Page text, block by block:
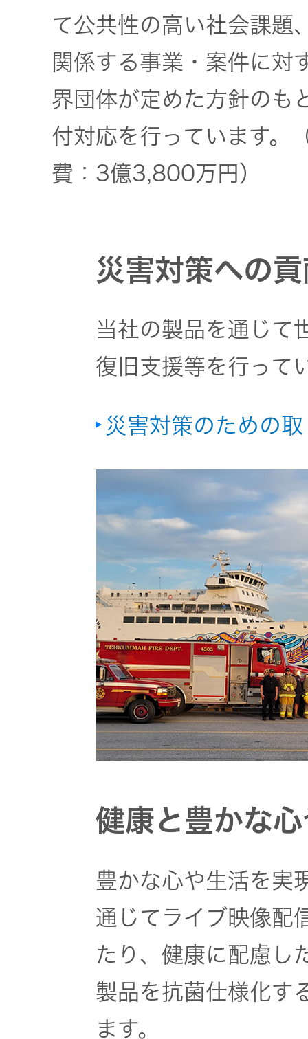
Victor トッ
プ
プロジェ
クター
オーディ
ヘッドホ
ン・イヤ
ワイヤレ
スボイス
器）
ワイヤレ
スシアタ
ーシステ
ワイヤレ
ススピー
カー
イヤープ
ラグ
オルゴー
音場特性
サービス
(WiZMUSIC
トップ)
技術情報
TECHNOLOGY
中途採用
障がい者
採用
オープン
カンパニ
採用情報
トップ
用語集
資家情報
トップ
て公共性の高い社会課題
関係する事業・案件に対
界団体が定めた方針のも
付対応を行っています。
費：3億3,800万円）
災害対策への
当社の製品を通じて
復旧支援等を行って
災害対策のための
健康と豊かな
豊かな心や生活を実
通じてライブ映像配
たり、健康に配慮し
製品を抗菌仕様化す
ます。